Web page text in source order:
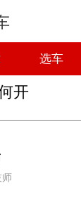
选车
开
师